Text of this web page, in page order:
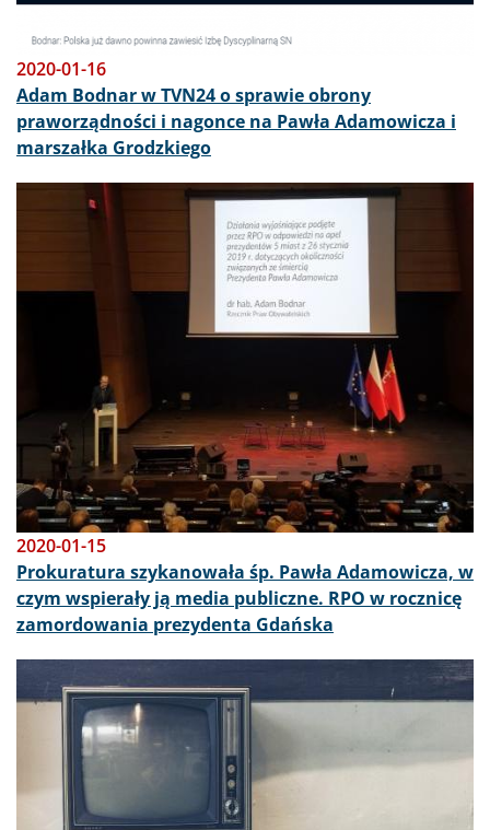
2020-01-16
Adam Bodnar w TVN24 o sprawie obrony
praworządności i nagonce na Pawła Adamowicza i
marszałka Grodzkiego
2020-01-15
Prokuratura szykanowała śp. Pawła Adamowicza, w
czym wspierały ją media publiczne. RPO w rocznicę
zamordowania prezydenta Gdańska